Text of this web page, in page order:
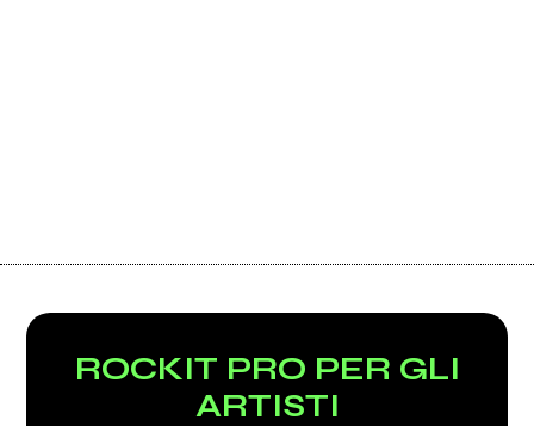
ROCKIT PRO PER GLI
ARTISTI